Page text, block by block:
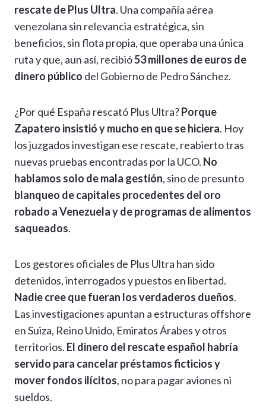
rescate de Plus Ultra. Una compañía aérea
venezolana sin relevancia estratégica, sin
beneficios, sin flota propia, que operaba una única
ruta y que, aun así, recibió53 millones de euros de
dinero público del Gobierno de Pedro Sánchez.
¿Por qué España rescató Plus Ultra?Porque
Zapatero insistió y mucho en que se hiciera. Hoy
los juzgados investigan ese rescate, reabierto tras
nuevas pruebas encontradas por la UCO. No
hablamos solo de mala gestión, sino de presunto
blanqueo de capitales procedentes del oro
robado a Venezuela y de programas de alimentos
saqueados.
Los gestores oficiales de Plus Ultra han sido
detenidos, interrogados y puestos en libertad.
Nadie cree que fueran los verdaderos dueños.
Las investigaciones apuntan a estructuras offshore
en Suiza, Reino Unido, Emiratos Árabes y otros
territorios. El dinero del rescate español habría
servido para cancelar préstamos ficticios y
mover fondos ilícitos, no para pagar aviones ni
sueldos.